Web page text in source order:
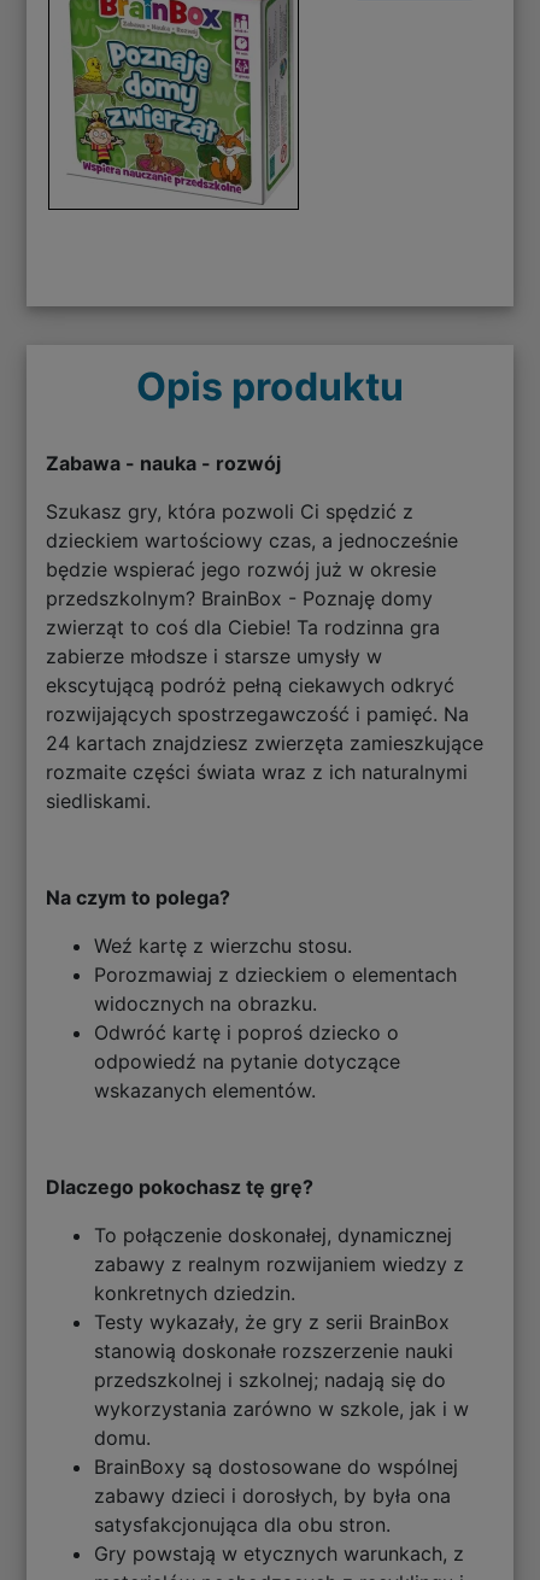
Opis produktu
Zabawa - nauka - rozwój
Szukasz gry, która pozwoli Ci spędzić z
dzieckiem wartościowy czas, a jednocześnie
będzie wspierać jego rozwój już w okresie
przedszkolnym? BrainBox - Poznaję domy
zwierząt to coś dla Ciebie! Ta rodzinna gra
zabierze młodsze i starsze umysły w
ekscytującą podróż pełną ciekawych odkryć
rozwijających spostrzegawczość i pamięć. Na
24 kartach znajdziesz zwierzęta zamieszkujące
rozmaite części świata wraz z ich naturalnymi
siedliskami.
Na czym to polega?
Weź kartę z wierzchu stosu.
Porozmawiaj z dzieckiem o elementach
widocznych na obrazku.
Odwróć kartę i poproś dziecko o
odpowiedź na pytanie dotyczące
wskazanych elementów.
Dlaczego pokochasz tę grę?
To połączenie doskonałej, dynamicznej
zabawy z realnym rozwijaniem wiedzy z
konkretnych dziedzin.
Testy wykazały, że gry z serii BrainBox
stanowią doskonałe rozszerzenie nauki
przedszkolnej i szkolnej; nadają się do
wykorzystania zarówno w szkole, jak i w
domu.
BrainBoxy są dostosowane do wspólnej
zabawy dzieci i dorosłych, by była ona
satysfakcjonująca dla obu stron.
Gry powstają w etycznych warunkach, z